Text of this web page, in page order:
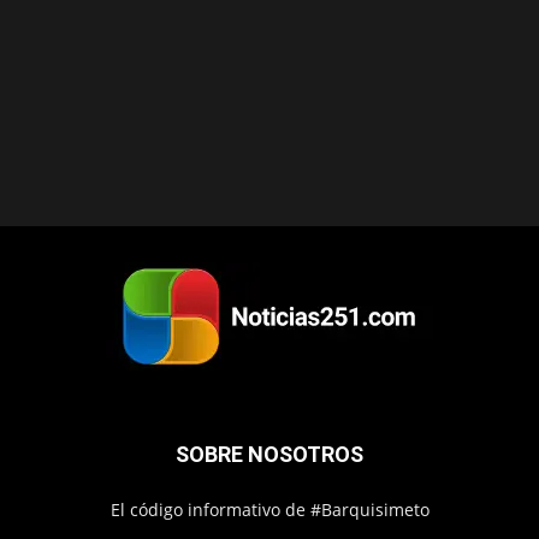
SOBRE NOSOTROS
El código informativo de #Barquisimeto